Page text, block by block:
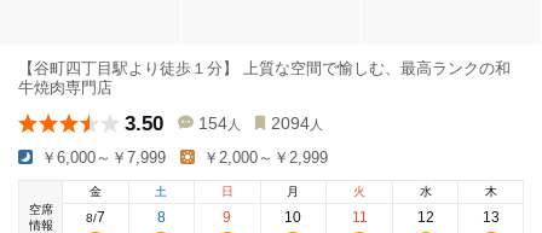
【谷町四丁目駅より徒歩１分】 上質な空間で愉しむ、最高ランクの和
牛焼肉専門店
3.50 154 人 2094 人
￥6,000～￥7,999 ￥2,000～￥2,999
空席
情報
金
8/7
土
8
日
9
月
10
火
11
水
12
木
13